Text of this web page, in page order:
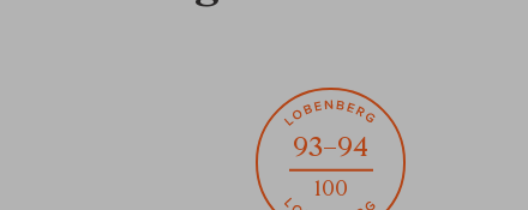
93–94
100